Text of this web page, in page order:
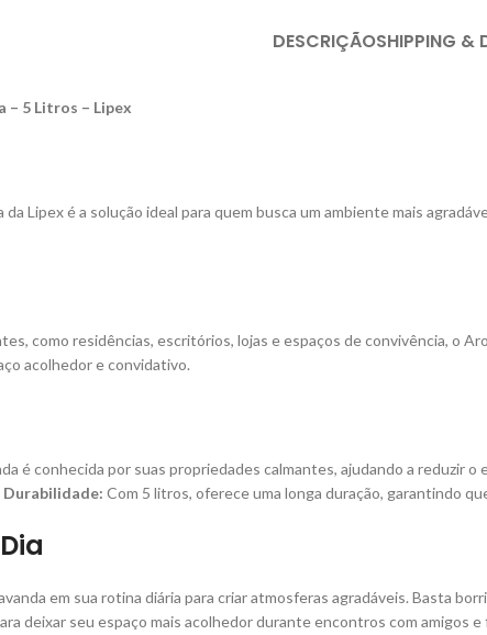
DESCRIÇÃOSHIPPING &
– 5 Litros – Lipex
Lipex é a solução ideal para quem busca um ambiente mais
como residências, escritórios, lojas e espaços de convivência, o
acolhedor e convidativo.
é conhecida por suas propriedades calmantes, ajudando a reduzir o
Durabilidade: Com 5 litros, oferece uma longa duração, garantindo
em sua rotina diária para criar atmosferas agradáveis. Basta
deixar seu espaço mais acolhedor durante encontros com amigos